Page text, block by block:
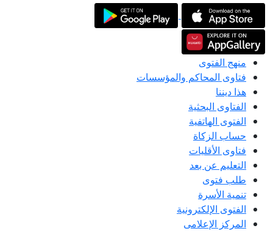
منهج الفتوى
فتاوى المحاكم والمؤسسات
هذا ديننا
الفتاوى البحثية
الفتوى الهاتفية
حساب الزكاة
فتاوى الأقليات
التعليم عن بعد
طلب فتوى
تنمية الأسرة
الفتوى الإلكترونية
المركز الإعلامى